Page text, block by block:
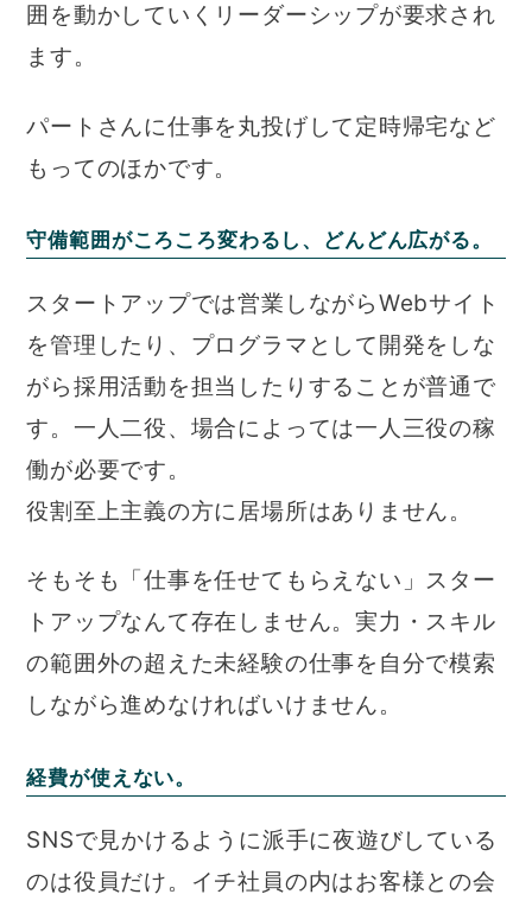
囲を動かしていくリーダーシップが要求され
ます。
パートさんに仕事を丸投げして定時帰宅など
もってのほかです。
守備範囲がころころ変わるし、どんどん広がる。
スタートアップでは営業しながらWebサイト
を管理したり、プログラマとして開発をしな
がら採用活動を担当したりすることが普通で
す。一人二役、場合によっては一人三役の稼
働が必要です。
役割至上主義の方に居場所はありません。
そもそも「仕事を任せてもらえない」スター
トアップなんて存在しません。実力・スキル
の範囲外の超えた未経験の仕事を自分で模索
しながら進めなければいけません。
経費が使えない。
SNSで見かけるように派手に夜遊びしている
のは役員だけ。イチ社員の内はお客様との会